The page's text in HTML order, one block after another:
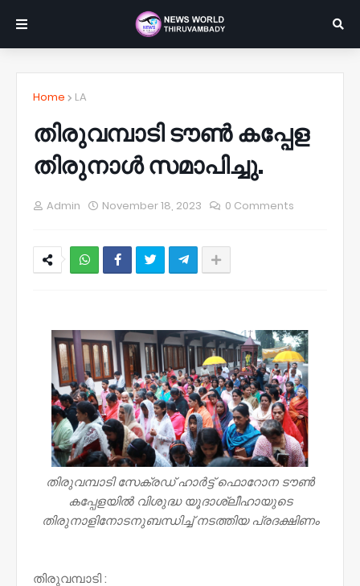
Home LA
തിരുവമ്പാടി ടൗൺ കപ്പേള
തിരുനാൾ സമാപിച്ചു.
Admin November 18, 2023 0 Comments
തിരുവമ്പാടി സേക്രഡ് ഹാർട്ട് ഫൊറോന ടൗൺ
കപ്പേളയിൽ വിശുദ്ധ യൂദാശ്ലീഹായുടെ
തിരുനാളിനോടനുബന്ധിച്ച് നടത്തിയ പ്രദക്ഷിണം
തിരുവമ്പാടി :